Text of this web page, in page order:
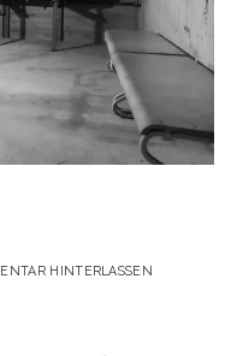
HINTERLASSEN